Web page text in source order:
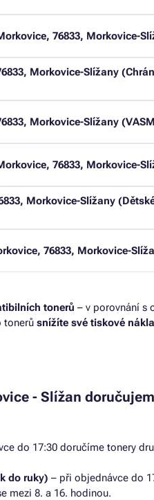
76833, Morkovice-
Morkovice-Slížany
Morkovice-Slížany
76833, Morkovice-
Morkovice-Slížany
76833, Morkovice-
tonerů – v porovnání s
tonerů snížíte své tiskové
- Slížan
do 17:30 doručíme tonery
do ruky) – při objednávce do
mezi 8. a 16. hodinou.